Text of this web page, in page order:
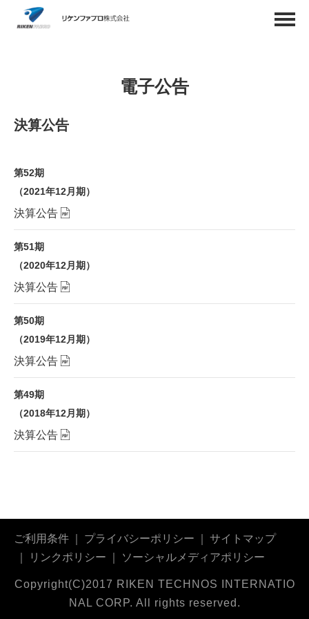
電子公告
決算公告
第52期
（2021年12月期）
決算公告
第51期
（2020年12月期）
決算公告
第50期
（2019年12月期）
決算公告
第49期
（2018年12月期）
決算公告
ご利用条件 プライバシーポリシー
サイトマップ
リンクポリシー
ソーシャルメディアポリシー
Copyright(C)2017 RIKEN TECHNOS INTERNATIO
NAL CORP. All rights reserved.